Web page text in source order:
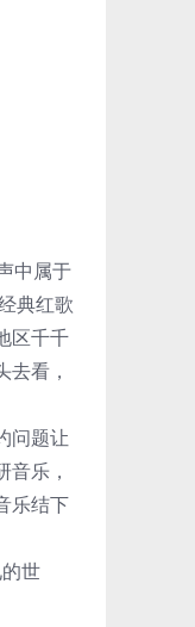
中属于
典红歌
区千千
看，
问题让
乐，
乐结下
世